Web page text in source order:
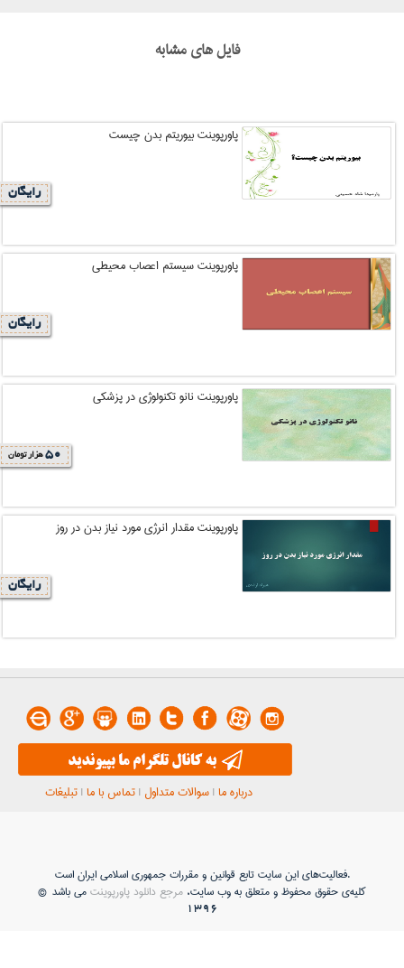
فایل های مشابه
پاورپوینت بیوریتم بدن چیست
رایگان
پاورپوینت سیستم اعصاب محیطی
رایگان
پاورپوینت نانو تکنولوژی در پزشکی
50 هزار تومان
پاورپوینت مقدار انرژی مورد نیاز بدن در روز
رایگان
درباره ما |سوالات متداول |تماس با ما |تبلیغات
فعاليت‌های اين سايت تابع قوانين و مقررات جمهوری اسلامی ايران است.
کلیه‌ی حقوق محفوظ و متعلق به وب سایت،مرجع دانلود پاورپوینتمی باشد ©
1396